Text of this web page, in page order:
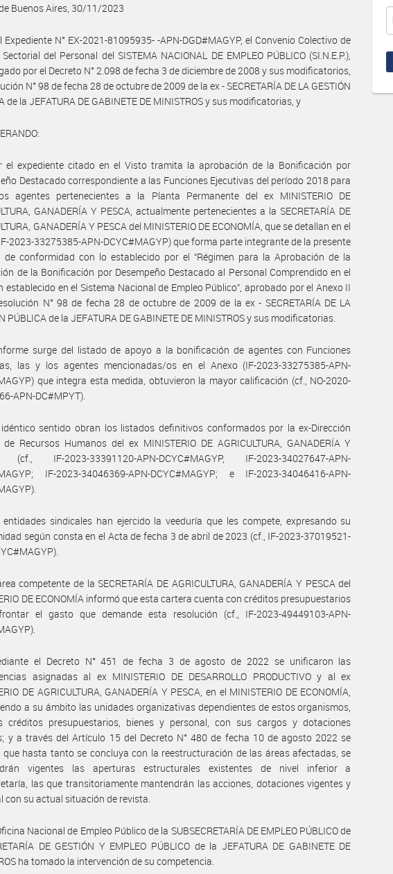
Buenos Aires, 30/11/2023
Expediente N° EX-2021-81095935- -APN-DGD#MAGYP, el Convenio Colectivo de
del Personal del SISTEMA NACIONAL DE EMPLEO PÚBLICO (SI.N.E.P.),
por el Decreto N° 2.098 de fecha 3 de diciembre de 2008 y sus modificatorios,
N° 98 de fecha 28 de octubre de 2009 de la ex - SECRETARÍA DE LA GESTIÓN
de la JEFATURA DE GABINETE DE MINISTROS y sus modificatorias, y
el expediente citado en el Visto tramita la aprobación de la Bonificación por
Destacado correspondiente a las Funciones Ejecutivas del período 2018 para
agentes pertenecientes a la Planta Permanente del ex MINISTERIO DE
GANADERÍA Y PESCA, actualmente pertenecientes a la SECRETARÍA DE
GANADERÍA Y PESCA del MINISTERIO DE ECONOMÍA, que se detallan en el
2023-33275385-APN-DCYC#MAGYP) que forma parte integrante de la presente
de conformidad con lo establecido por el “Régimen para la Aprobación de la
de la Bonificación por Desempeño Destacado al Personal Comprendido en el
establecido en el Sistema Nacional de Empleo Público”, aprobado por el Anexo II
N° 98 de fecha 28 de octubre de 2009 de la ex - SECRETARÍA DE LA
PÚBLICA de la JEFATURA DE GABINETE DE MINISTROS y sus modificatorias.
surge del listado de apoyo a la bonificación de agentes con Funciones
las y los agentes mencionadas/os en el Anexo (IF-2023-33275385-APN-
que integra esta medida, obtuvieron la mayor calificación (cf., NO-2020-
APN-DC#MPYT).
sentido obran los listados definitivos conformados por la ex-Dirección
de Recursos Humanos del ex MINISTERIO DE AGRICULTURA, GANADERÍA Y
(cf., IF-2023-33391120-APN-DCYC#MAGYP, IF-2023-34027647-APN-
IF-2023-34046369-APN-DCYC#MAGYP; e IF-2023-34046416-APN-
entidades sindicales han ejercido la veeduría que les compete, expresando su
según consta en el Acta de fecha 3 de abril de 2023 (cf., IF-2023-37019521-
competente de la SECRETARÍA DE AGRICULTURA, GANADERÍA Y PESCA del
DE ECONOMÍA informó que esta cartera cuenta con créditos presupuestarios
el gasto que demande esta resolución (cf., IF-2023-49449103-APN-
el Decreto N° 451 de fecha 3 de agosto de 2022 se unificaron las
asignadas al ex MINISTERIO DE DESARROLLO PRODUCTIVO y al ex
DE AGRICULTURA, GANADERÍA Y PESCA, en el MINISTERIO DE ECONOMÍA,
a su ámbito las unidades organizativas dependientes de estos organismos,
créditos presupuestarios, bienes y personal, con sus cargos y dotaciones
y a través del Artículo 15 del Decreto N° 480 de fecha 10 de agosto 2022 se
que hasta tanto se concluya con la reestructuración de las áreas afectadas, se
vigentes las aperturas estructurales existentes de nivel inferior a
las que transitoriamente mantendrán las acciones, dotaciones vigentes y
con su actual situación de revista.
Nacional de Empleo Público de la SUBSECRETARÍA DE EMPLEO PÚBLICO de
DE GESTIÓN Y EMPLEO PÚBLICO de la JEFATURA DE GABINETE DE
ha tomado la intervención de su competencia.